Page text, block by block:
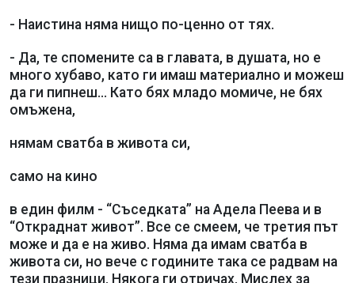
- Наистина няма нищо по-ценно от тях.
- Да, те спомените са в главата, в душата, но е
много хубаво, като ги имаш материално и можеш
да ги пипнеш... Като бях младо момиче, не бях
омъжена,
нямам сватба в живота си,
само на кино
в един филм - “Съседката” на Адела Пеева и в
“Откраднат живот”. Все се смеем, че третия път
може и да е на живо. Няма да имам сватба в
живота си, но вече с годините така се радвам на
тези празници. Някога ги отричах. Мислех за